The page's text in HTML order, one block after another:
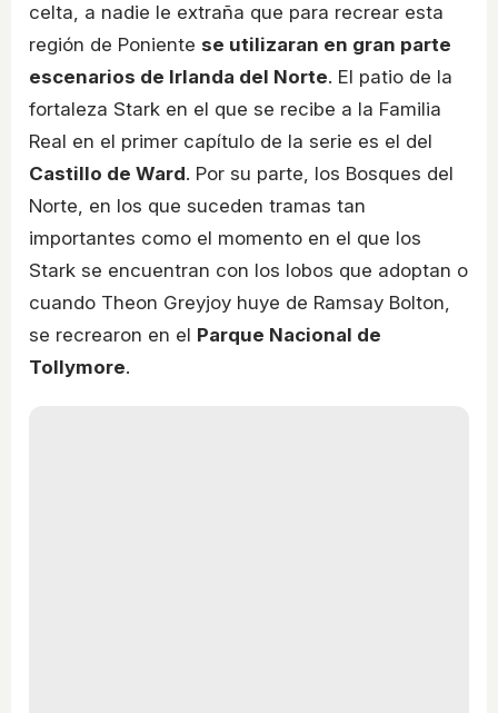
celta, a nadie le extraña que para recrear esta
región de Poniente se utilizaran en gran parte
escenarios de Irlanda del Norte. El patio de la
fortaleza Stark en el que se recibe a la Familia
Real en el primer capítulo de la serie es el del
Castillo de Ward. Por su parte, los Bosques del
Norte, en los que suceden tramas tan
importantes como el momento en el que los
Stark se encuentran con los lobos que adoptan o
cuando Theon Greyjoy huye de Ramsay Bolton,
se recrearon en el Parque Nacional de
Tollymore.